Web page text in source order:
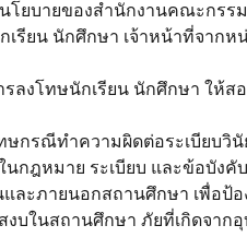
ยบายของสํานักงานคณะกรร
ยน นักศึกษา เจ้าหน้าที่จากห
งโทษนักเรียน นักศึกษา ให้ส
กรณีทําความผิดต่อระเบียบวิ
กฎหมาย ระเบียบ และข้อบังคั
ละภายนอกสถานศึกษา เพื่อป้
ในสถานศึกษา ภัยที่เกิดจาก